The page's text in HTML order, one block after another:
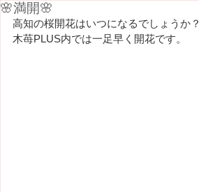
🌸満開🌸
高知の桜開花はいつになるでしょうか？
木苺PLUS内では一足早く開花です。